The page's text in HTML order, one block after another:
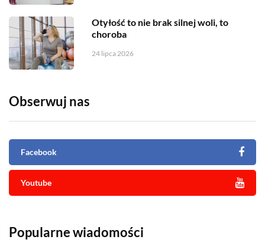
Otyłość to nie brak silnej woli, to
choroba
24 lipca 2026
Obserwuj nas
Facebook
Youtube
Popularne wiadomości